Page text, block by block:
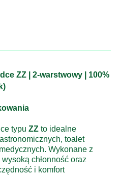
ZZ | 2-warstwowy | 100%
typu ZZ to idealne
toalet
Wykonane z
chłonność oraz
i komfort